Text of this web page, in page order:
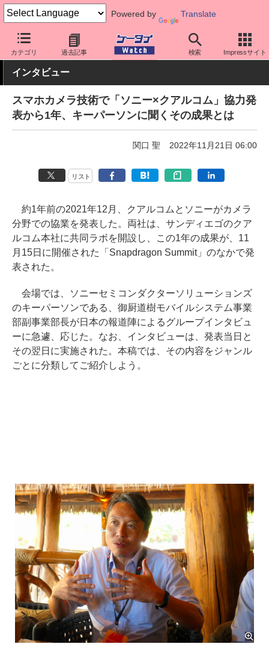
Powered by Translate
カテゴリ 過去記事 検索 Impressサイト
ケータイ Watch 業界動向 技術
インタビュー
スマホカメラ技術で「ソニー×クアルコム」協力発
表から1年、キーパーソンに聞くその成果とは
関口 聖 2022年11月21日 06:00
リスト
約1年前の2021年12月、クアルコムとソニーがカメラ
分野での協業を発表した。両社は、サンディエゴのクア
ルコム本社に共同ラボを開設し、この1年の成果が、11
月15日に開催された「Snapdragon Summit」のなかで発
表された。
会場では、ソニーセミコンダクターソリューションズ
のキーパーソンである、御厨道樹モバイルシステム事業
部副事業部長が日本の報道陣によるグループインタビュ
ーに急遽、応じた。なお、インタビューは、発表当日と
その翌日に実施された。本稿では、その内容をジャンル
ごとに分類してご紹介しよう。